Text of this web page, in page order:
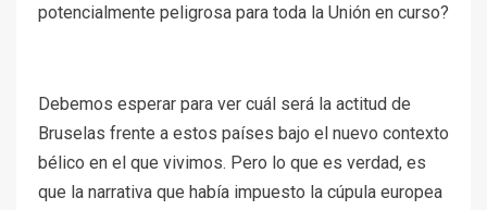
potencialmente peligrosa para toda la Unión en curso?
Debemos esperar para ver cuál será la actitud de
Bruselas frente a estos países bajo el nuevo contexto
bélico en el que vivimos. Pero lo que es verdad, es
que la narrativa que había impuesto la cúpula europea